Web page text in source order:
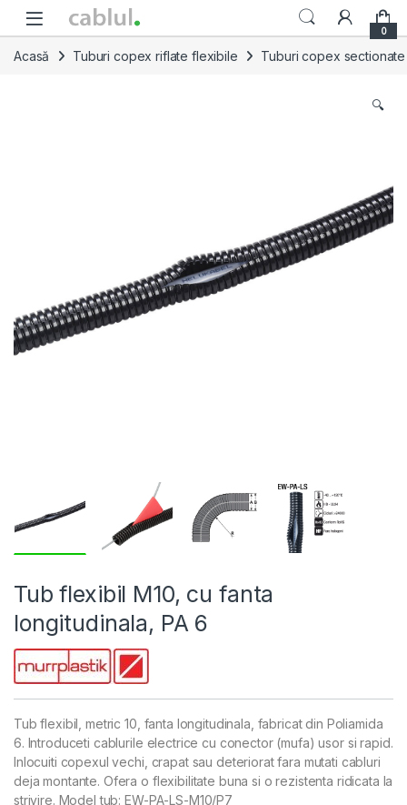
Skip to navigation
Skip to content
0
Acasă Tuburi copex riflate flexibile Tuburi copex sectionate
🔍
Tub flexibil M10, cu fanta
longitudinala, PA 6
Tub flexibil, metric 10, fanta longitudinala, fabricat din Poliamida
6. Introduceti cablurile electrice cu conector (mufa) usor si rapid.
Inlocuiti copexul vechi, crapat sau deteriorat fara mutati cabluri
deja montante. Ofera o flexibilitate buna si o rezistenta ridicata la
strivire. Model tub: EW-PA-LS-M10/P7